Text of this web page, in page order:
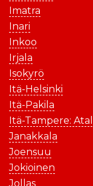
Imatra
Inari
Inkoo
Irjala
Isokyrö
Itä-Helsinki
Itä-Pakila
Itä-Tampere:
Janakkala
Joensuu
Jokioinen
Jollas